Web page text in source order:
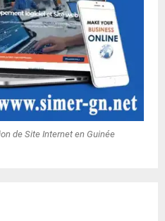
de Site Internet en Guinée